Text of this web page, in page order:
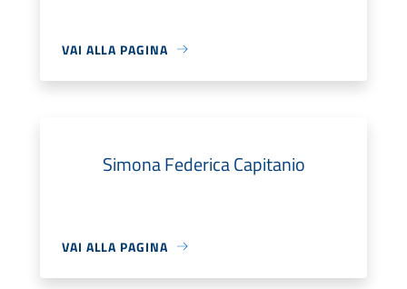
VAI ALLA PAGINA
Simona Federica Capitanio
VAI ALLA PAGINA